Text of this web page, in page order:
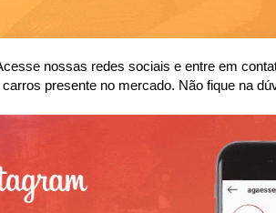
nossas redes sociais e entre em
presente no mercado. Não fique na